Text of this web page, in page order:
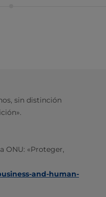
sin distinción
ONU: «Proteger,
and-human-